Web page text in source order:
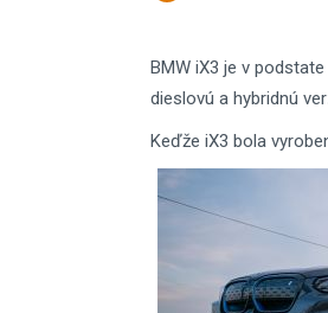
BMW iX3 je v
dieslovú a hybridnú
Keďže iX3 bola